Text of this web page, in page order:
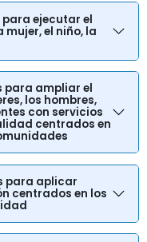
para ejecutar el
el niño, la
para ampliar el
los hombres,
con servicios
centrados en
para aplicar
centrados en los